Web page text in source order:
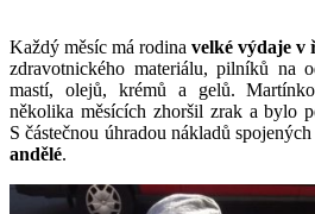
Každý měsíc má rodina velké výdaje v
zdravotnického materiálu, pilníků na
mastí, olejů, krémů a gelů.
několika měsících zhoršil zrak a bylo
S částečnou úhradou nákladů
andělé.